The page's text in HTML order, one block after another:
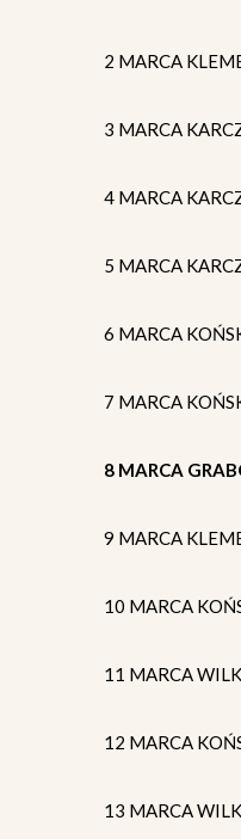
2 MARCA
3 MARCA
4 MARCA
5 MARCA
6 MARCA
7 MARCA
8 MARCA
9 MARCA
10 MARCA
11 MARCA
12 MARCA
13 MARCA